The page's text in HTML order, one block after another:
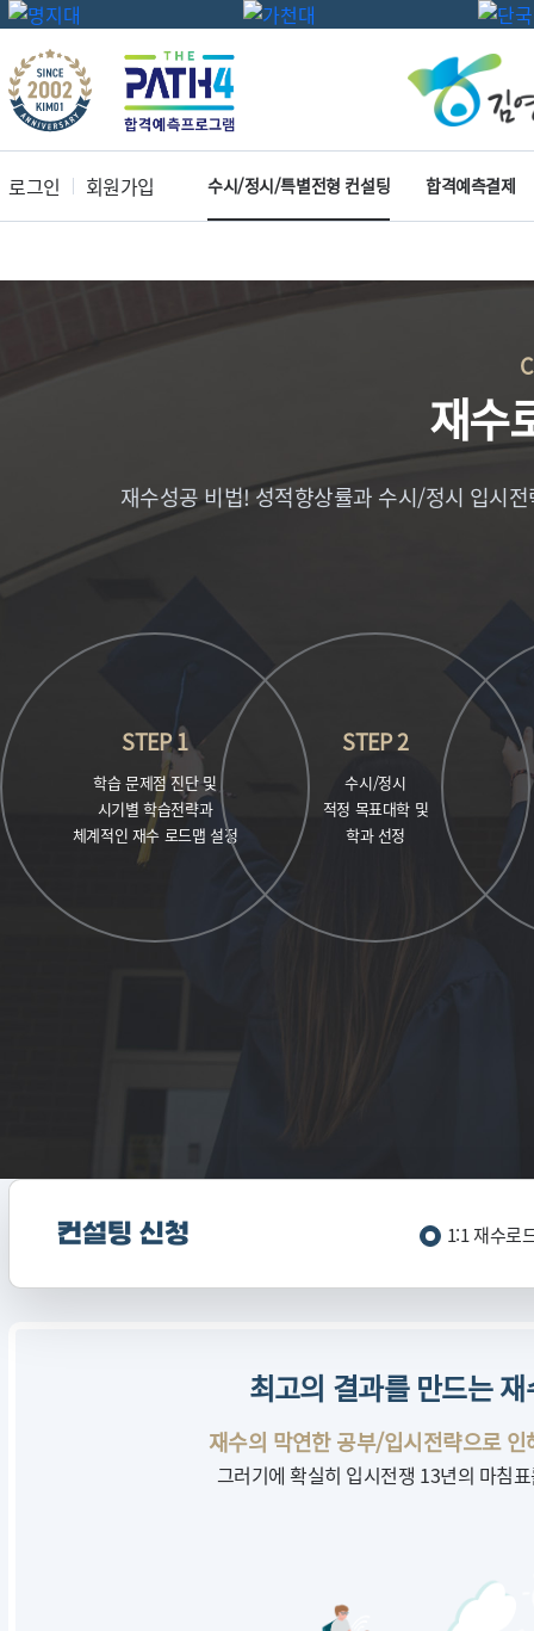
로그인 회원가입 수시/정시/특별전형 컨설팅 합격예측결제
재수
재수성공 비법! 성적향상률과 수시/정시 입시
STEP 1
학습 문제점 진단 및
시기별 학습전략과
체계적인 재수 로드맵 설정
STEP 2
수시/정시
적정 목표대학 및
학과 선정
컨설팅 신청 1:1 재수로
최고의 결과를 만드는
재수의 막연한 공부/입시전략으로
그러기에 확실히 입시전쟁 13년의 마침